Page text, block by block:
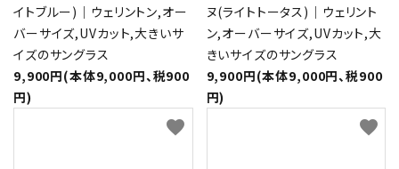
イトブルー)｜ウェリントン,オー
バーサイズ,UVカット,大きいサ
イズのサングラス
9,900円(本体9,000円、税900
円)
ヌ(ライトトータス)｜ウェリント
ン,オーバーサイズ,UVカット,大
きいサイズのサングラス
9,900円(本体9,000円、税900
円)
favorite favorite